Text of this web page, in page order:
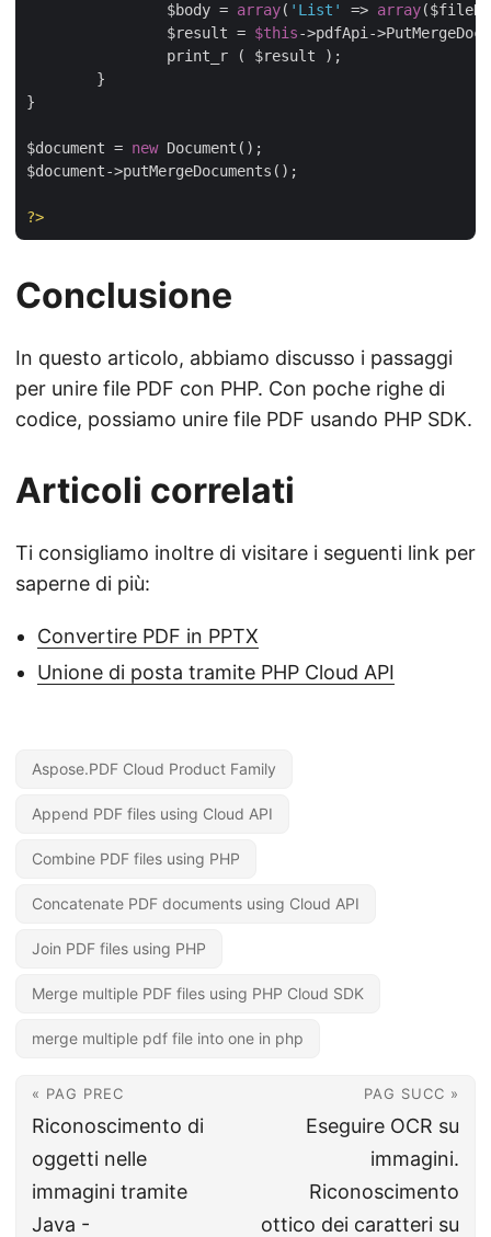
		$body =
array( 'List' => array
		$result =
$this->pdfApi-
}
$document = new Document();
$document->putMergeDocuments();
?>
Conclusione
In questo articolo, abbiamo discusso i passaggi
per unire file PDF con PHP. Con poche righe di
codice, possiamo unire file PDF usando PHP SDK.
Articoli correlati
Ti consigliamo inoltre di visitare i seguenti link per
saperne di più:
Convertire PDF in PPTX
Unione di posta tramite PHP Cloud API
Aspose.PDF Cloud Product Family
Append PDF files using Cloud API
Combine PDF files using PHP
Concatenate PDF documents using Cloud API
Join PDF files using PHP
Merge multiple PDF files using PHP Cloud SDK
merge multiple pdf file into one in php
« PAG PREC
Riconoscimento di
oggetti nelle
immagini tramite
Java -
PAG SUCC »
Eseguire OCR su
immagini.
Riconoscimento
ottico dei caratteri su